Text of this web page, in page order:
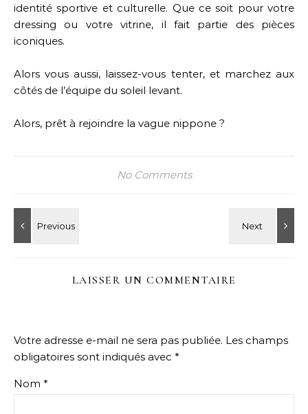
identité sportive et culturelle. Que ce soit pour votre
dressing ou votre vitrine, il fait partie des pièces
iconiques.
Alors vous aussi, laissez-vous tenter, et marchez aux
côtés de l’équipe du soleil levant.
Alors, prêt à rejoindre la vague nippone ?
No Comments
LAISSER UN COMMENTAIRE
Votre adresse e-mail ne sera pas publiée. Les champs
obligatoires sont indiqués avec *
Nom *